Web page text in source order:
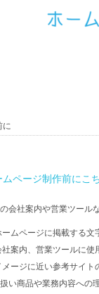
に
ムページ制作前にこ
会社案内や営業ツール
ームページに掲載する
社案内、営業ツールに
メージに近い参考サイト
い商品や業務内容への